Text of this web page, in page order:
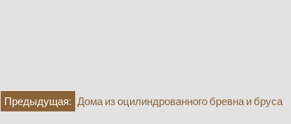
Предыдущая: Дома из оцилиндрованного бревна и бруса